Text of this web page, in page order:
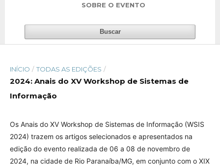
SOBRE O EVENTO
Buscar
INÍCIO / TODAS AS EDIÇÕES /
2024: Anais do XV Workshop de Sistemas de
Informação
Os Anais do XV Workshop de Sistemas de Informação (WSIS
2024) trazem os artigos selecionados e apresentados na
edição do evento realizada de 06 a 08 de novembro de
2024, na cidade de Rio Paranaíba/MG, em conjunto com o XIX